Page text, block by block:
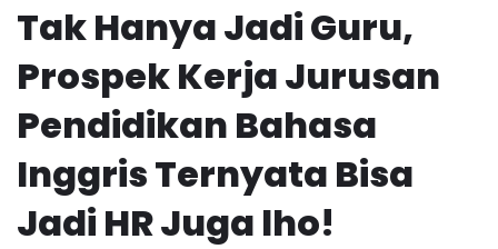
Tak Hanya Jadi Guru,
Prospek Kerja Jurusan
Pendidikan Bahasa
Inggris Ternyata Bisa
Jadi HR Juga lho!